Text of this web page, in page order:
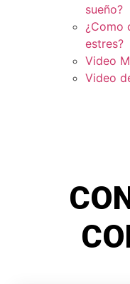
sueño?
¿Como
estres?
Video
Video